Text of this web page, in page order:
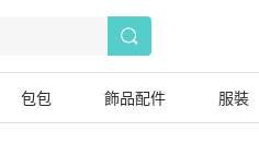
包包 飾品配件 服裝